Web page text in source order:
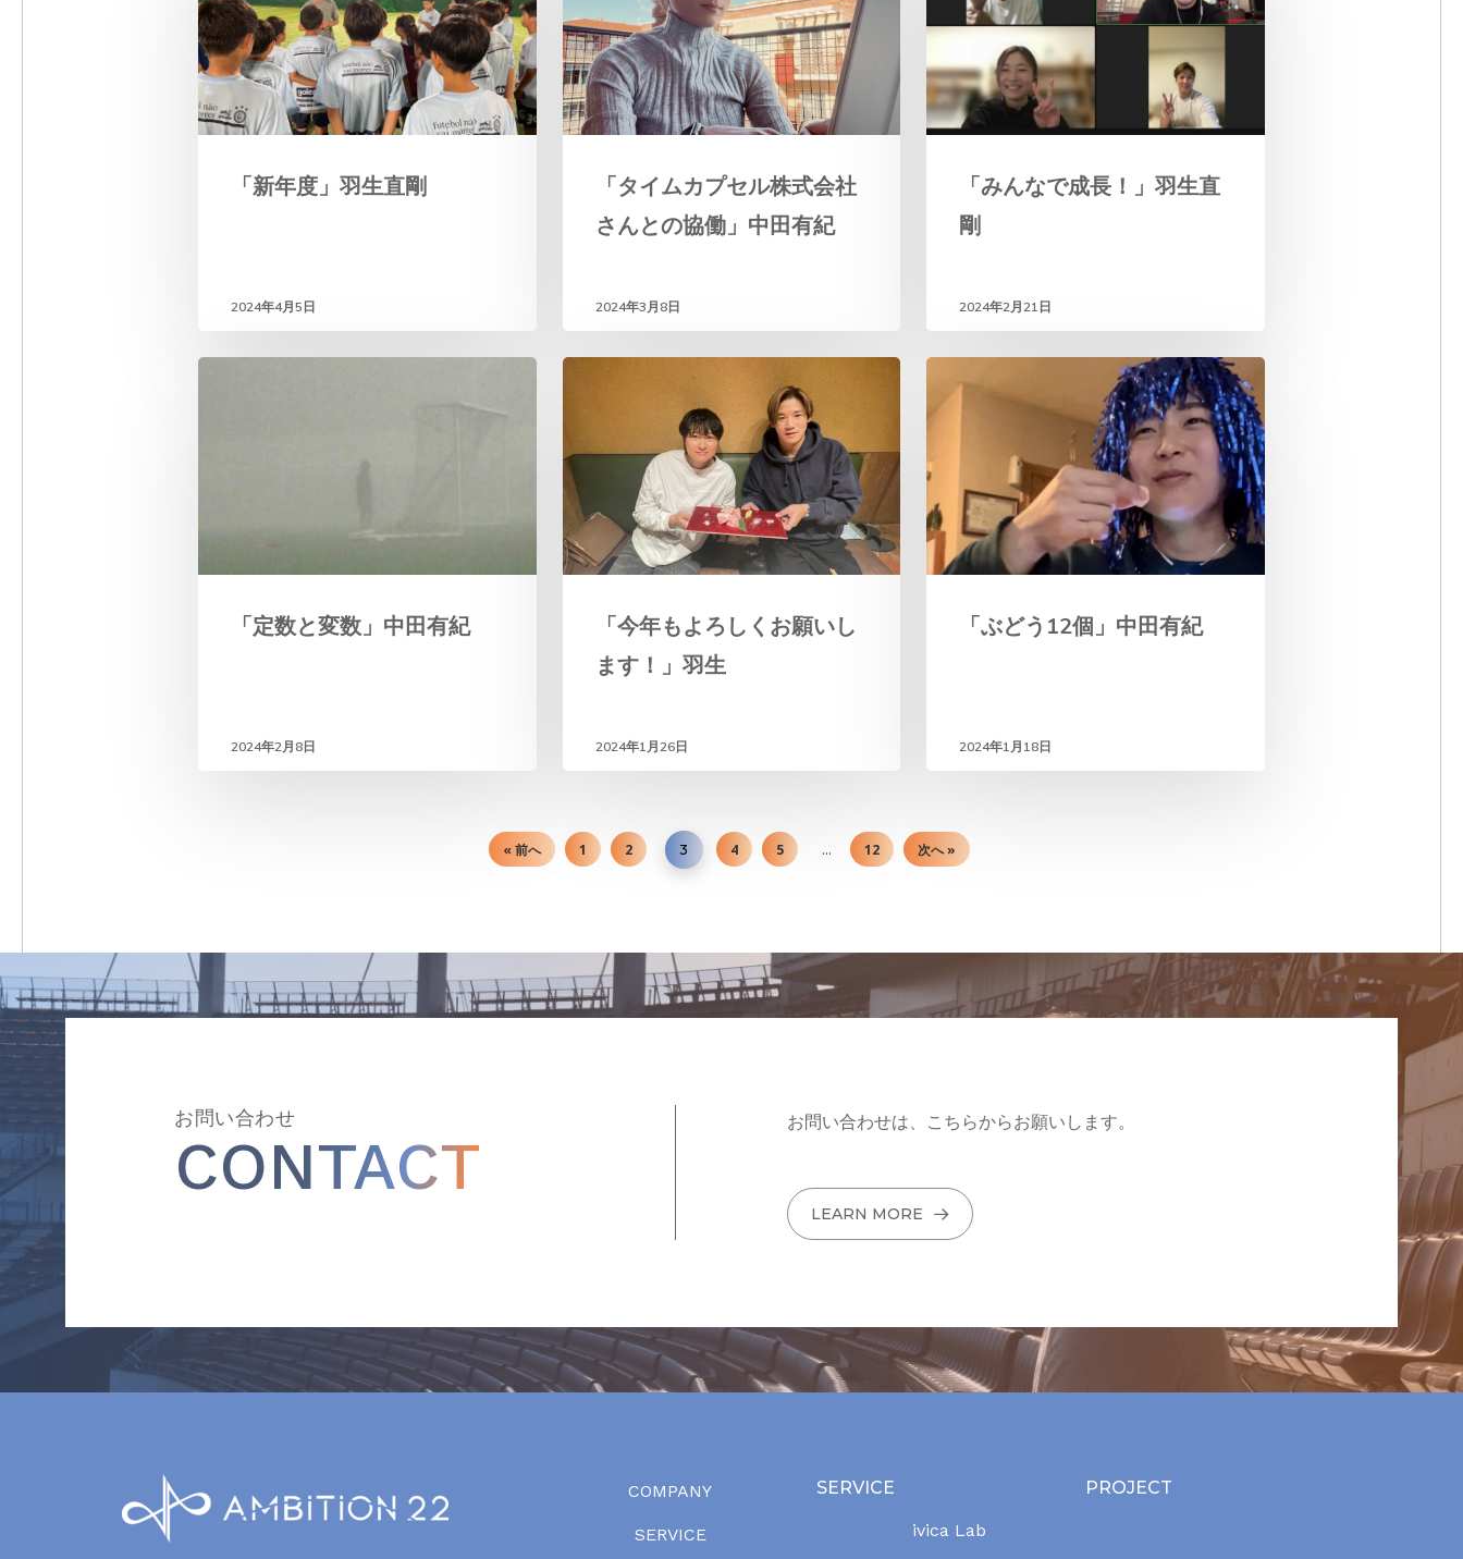
「新年度」羽生直剛
2024年4月5日
「タイムカプセル株式会社
さんとの協働」中田有紀
2024年3月8日
「みんなで成長！」羽生直
剛
2024年2月21日
「定数と変数」中田有紀
2024年2月8日
「今年もよろしくお願いし
ます！」羽生
2024年1月26日
「ぶどう12個」中田有紀
2024年1月18日
« 前へ 1 2 3 4 5 … 12 次へ »
お問い合わせ
CONTACT
お問い合わせは、こちらからお願いします。
LEARN MORE
COMPANY
SERVICE
SERVICE
ivica Lab
PROJECT